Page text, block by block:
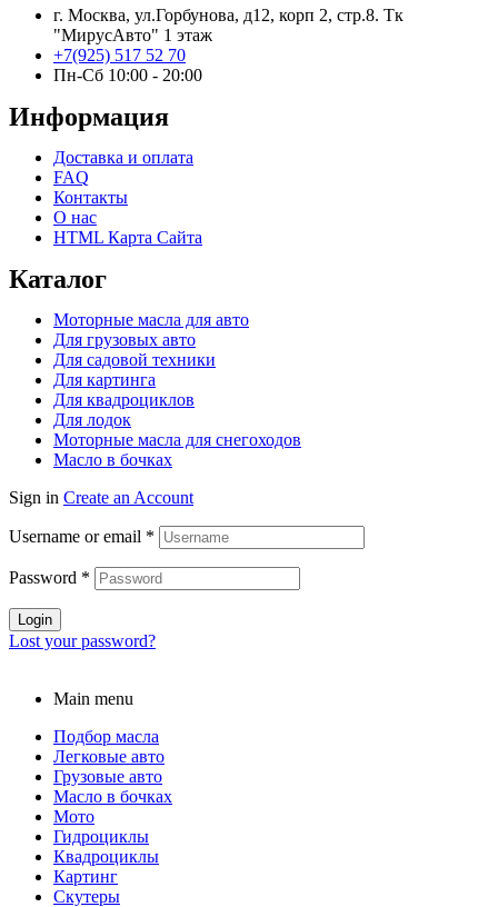
г. Москва, ул.Горбунова, д12, корп 2, стр.8. Тк
"МирусАвто" 1 этаж
+7(925) 517 52 70
Пн-Сб 10:00 - 20:00​
Информация
Доставка и оплата
FAQ
Контакты
О нас
HTML Карта Сайта
Каталог
Моторные масла для авто
Для грузовых авто
Для садовой техники
Для картинга
Для квадроциклов
Для лодок
Моторные масла для снегоходов
Масло в бочках
Sign in Create an Account
Username or email *
Password *
Login
Lost your password?
Main menu
Подбор масла
Легковые авто
Грузовые авто
Масло в бочках
Мото
Гидроциклы
Квадроциклы
Картинг
Скутеры